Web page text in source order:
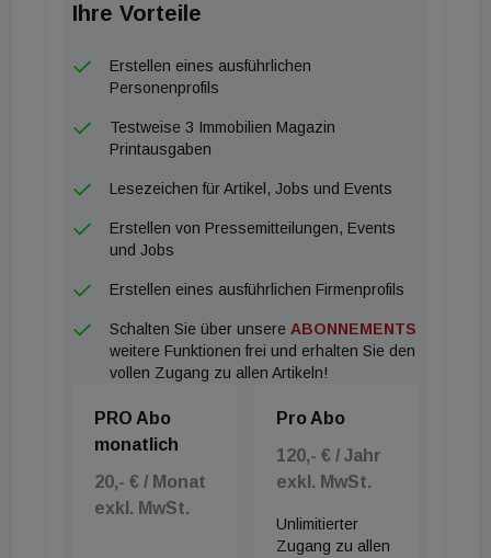
Ihre Vorteile
Erstellen eines ausführlichen
Personenprofils
Testweise 3 Immobilien Magazin
Printausgaben
Lesezeichen für Artikel, Jobs und Events
Erstellen von Pressemitteilungen, Events
und Jobs
Erstellen eines ausführlichen Firmenprofils
Schalten Sie über unsere ABONNEMENTS
weitere Funktionen frei und erhalten Sie den
vollen Zugang zu allen Artikeln!
PRO Abo
monatlich
20,- € / Monat
exkl. MwSt.
Pro Abo
120,- € / Jahr
exkl. MwSt.
Unlimitierter
Zugang zu allen